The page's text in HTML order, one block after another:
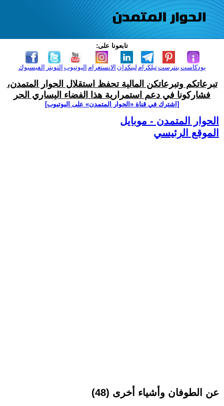
تابعونا على:
الفيسبوك التويتر اليوتيوب الانستغرام لينكدإن تيلكرامبنترست بودكاست
تبرعاتكم وتبرعاتكن المالية تحفظ استقلال الحوار المتمدن،
فشاركونا في دعم استمرارية هذا الفضاء اليساري الحر
[اشترك في قناة ‫«الحوار المتمدن» على اليوتيوب]
الحوار المتمدن - موبايل
الموقع الرئيسي
عن الطوفان وأشياء أخرى (48)